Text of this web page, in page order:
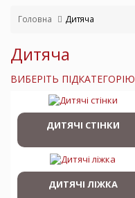
Головна Дитяча
Дитяча
ВИБЕРІТЬ ПІДКАТЕГОРІЮ
ДИТЯЧІ СТІНКИ
ДИТЯЧІ ЛІЖКА